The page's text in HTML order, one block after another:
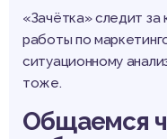
«Зачётка» следит
работы по
ситуационному
тоже.
Общаемся